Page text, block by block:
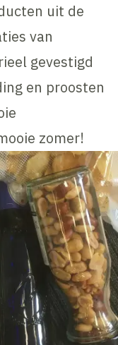
uit de
van
gevestigd
en proosten
zomer!